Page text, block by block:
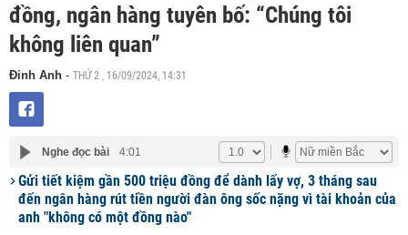
đồng, ngân hàng tuyên bố: “Chúng tôi
không liên quan”
Đinh Anh - THỨ 2 , 16/09/2024, 14:31
Nghe đọc bài 4:01
Gửi tiết kiệm gần 500 triệu đồng để dành lấy vợ, 3 tháng sau
đến ngân hàng rút tiền người đàn ông sốc nặng vì tài khoản của
anh "không có một đồng nào"